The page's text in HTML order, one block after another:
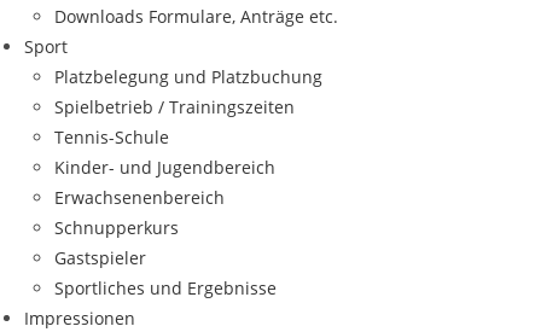
Downloads Formulare, Anträge etc.
Sport
Platzbelegung und Platzbuchung
Spielbetrieb / Trainingszeiten
Tennis-Schule
Kinder- und Jugendbereich
Erwachsenenbereich
Schnupperkurs
Gastspieler
Sportliches und Ergebnisse
Impressionen